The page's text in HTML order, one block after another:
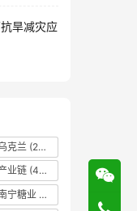
旱减灾应
克兰 (20)
业链 (42)
宁糖业